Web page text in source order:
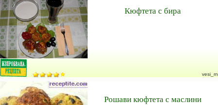
Кюфтета с бира
vesi_rn
Рошави кюфтета с маслини